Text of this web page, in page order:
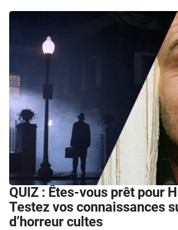
QUIZ : Êtes-vous prêt pour
Testez vos connaissances
d’horreur cultes